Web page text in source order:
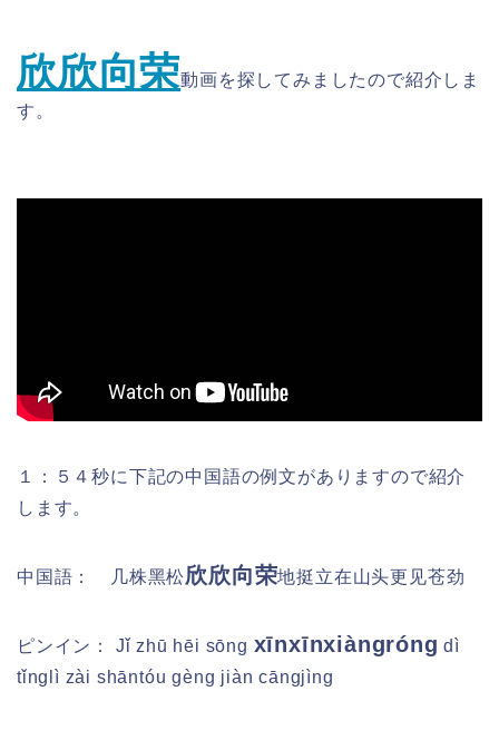
欣欣向荣動画を探してみましたので紹介しま
す。
１：５４秒に下記の中国語の例文がありますので紹介
します。
中国語： 几株黑松欣欣向荣地挺立在山头更见苍劲
ピンイン： Jǐ zhū hēi sōng xīnxīnxiàngróng dì
tǐnglì zài shāntóu gèng jiàn cāngjìng